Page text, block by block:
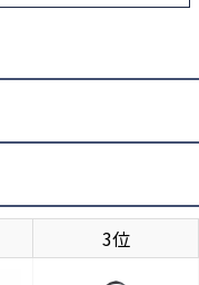
トに入れる
トに入れる
3位